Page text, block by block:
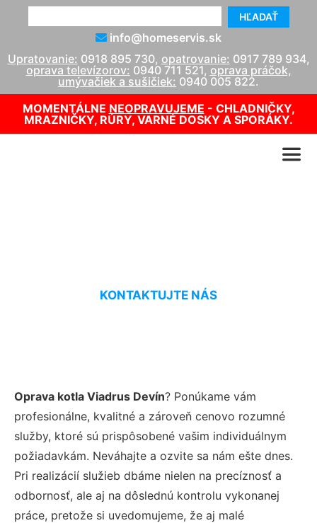
HĽADAŤ
info@homeservis.sk
Upratovanie: 0918 895 730, opatrovanie: 0917 789 934,
oprava televízorov: 0940 711 521, oprava práčok,
umývačiek a sušičiek: 0940 005 822.
MOMENTÁLNE NEOPRAVUJEME - CHLADNIČKY,
MRAZNIČKY, RÚRY, VARNÉ DOSKY A SPORÁKY.
KONTAKTUJTE NÁS
Oprava kotla Viadrus Devín? Ponúkame vám
profesionálne, kvalitné a zároveň cenovo rozumné
služby, ktoré sú prispôsobené vašim individuálnym
požiadavkám. Neváhajte a ozvite sa nám ešte dnes.
Pri realizácií služieb dbáme nielen na precíznosť a
odbornosť, ale aj na dôslednú kontrolu vykonanej
práce, pretože si uvedomujeme, že aj malé